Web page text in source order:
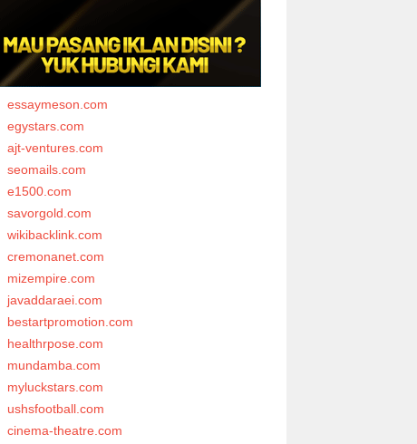
essaymeson.com
egystars.com
ajt-ventures.com
seomails.com
e1500.com
savorgold.com
wikibacklink.com
cremonanet.com
mizempire.com
javaddaraei.com
bestartpromotion.com
healthrpose.com
mundamba.com
myluckstars.com
ushsfootball.com
cinema-theatre.com